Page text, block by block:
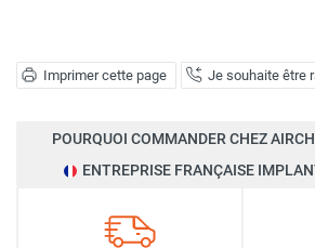
Imprimer cette page Je souhaite être
POURQUOI COMMANDER CHEZ
ENTREPRISE FRANÇAISE